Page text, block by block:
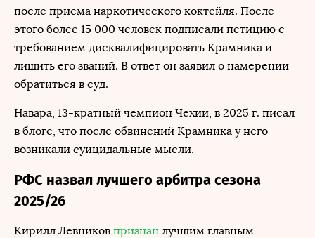
после приема наркотического коктейля. После
этого более 15 000 человек подписали петицию с
требованием дисквалифицировать Крамника и
лишить его званий. В ответ он заявил о намерении
обратиться в суд.
Навара, 13-кратный чемпион Чехии, в 2025 г. писал
в блоге, что после обвинений Крамника у него
возникали суицидальные мысли.
РФС назвал лучшего арбитра сезона
2025/26
Кирилл Левников признан лучшим главным